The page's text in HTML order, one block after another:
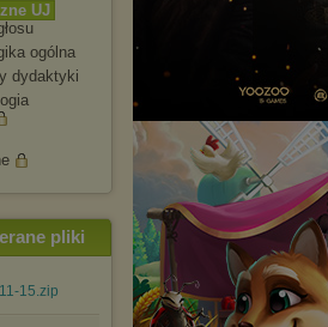
UJ
ogólna
dydaktyki
pliki
15.zip